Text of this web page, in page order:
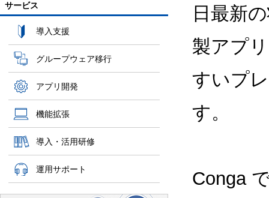
サービス
導入支援
グループウェア移行
アプリ開発
機能拡張
導入・活用研修
運用サポート
日最新
製アプ
すいプ
す。
Conga